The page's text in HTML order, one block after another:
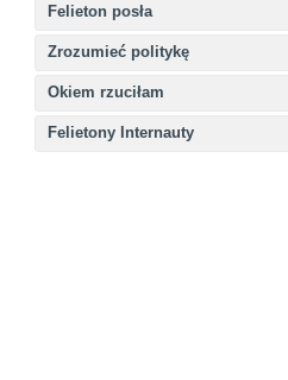
Felieton posła
Zrozumieć politykę
Okiem rzuciłam
Felietony Internauty